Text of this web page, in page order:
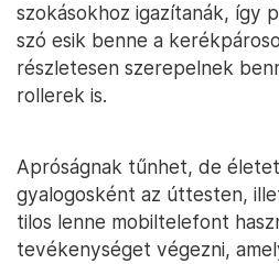
szokásokhoz igazítanák, így
szó esik benne a
részletesen szerepelnek
rollerek is.
Apróságnak tűnhet, de
gyalogosként az úttesten,
tilos lenne mobiltelefont
tevékenységet végezni,